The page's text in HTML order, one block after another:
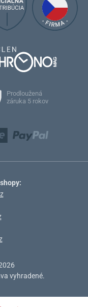
Prodloužená
záruka 5 rokov
vyhradené.